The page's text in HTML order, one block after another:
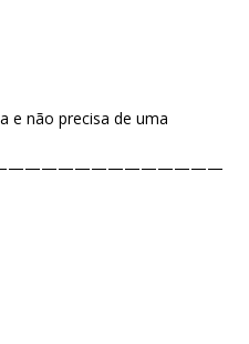
e não precisa de uma